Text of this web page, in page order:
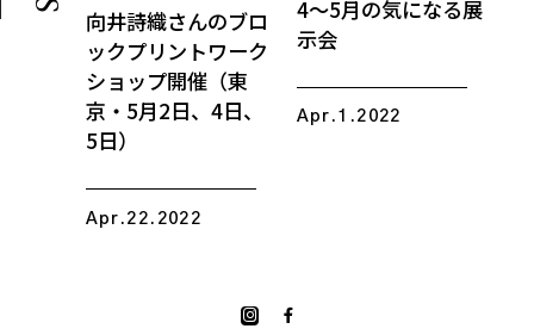
向井詩織さんのブロ
ックプリントワーク
ショップ開催（東
京・5月2日、4日、
5日）
Apr.22.2022
4〜5月の気になる展
示会
Apr.1.2022